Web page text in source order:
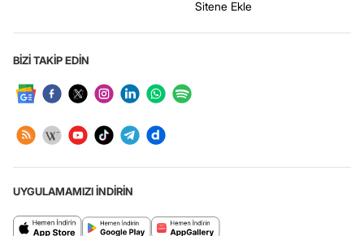
Sitene Ekle
BİZİ TAKİP EDİN
UYGULAMAMIZI İNDİRİN